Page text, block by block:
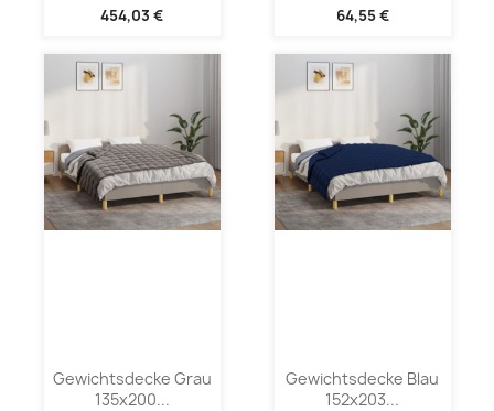
454,03 € 64,55 €
Gewichtsdecke Grau
135x200...
Gewichtsdecke Blau
152x203...